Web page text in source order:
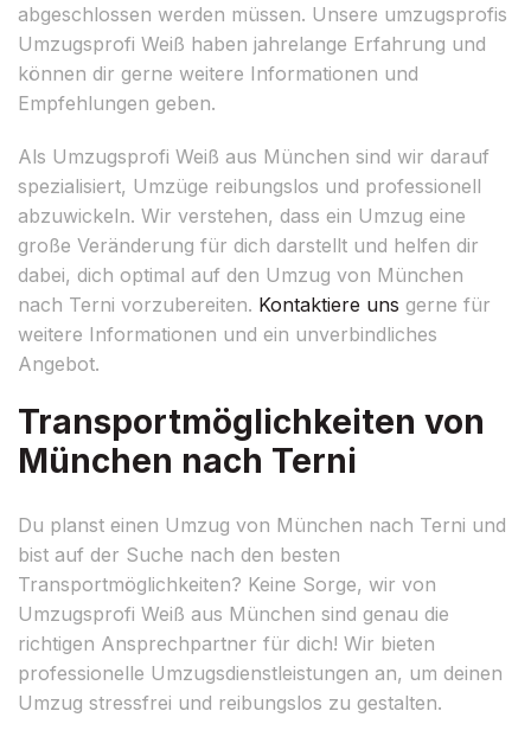
abgeschlossen werden müssen. Unsere umzugsprofis
Umzugsprofi Weiß haben jahrelange Erfahrung und
können dir gerne weitere Informationen und
Empfehlungen geben.
Als Umzugsprofi Weiß aus München sind wir darauf
spezialisiert, Umzüge reibungslos und professionell
abzuwickeln. Wir verstehen, dass ein Umzug eine
große Veränderung für dich darstellt und helfen dir
dabei, dich optimal auf den Umzug von München
nach Terni vorzubereiten. Kontaktiere uns gerne für
weitere Informationen und ein unverbindliches
Angebot.
Transportmöglichkeiten von
München nach Terni
Du planst einen Umzug von München nach Terni und
bist auf der Suche nach den besten
Transportmöglichkeiten? Keine Sorge, wir von
Umzugsprofi Weiß aus München sind genau die
richtigen Ansprechpartner für dich! Wir bieten
professionelle Umzugsdienstleistungen an, um deinen
Umzug stressfrei und reibungslos zu gestalten.